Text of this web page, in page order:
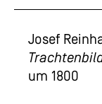
Josef
um 1800